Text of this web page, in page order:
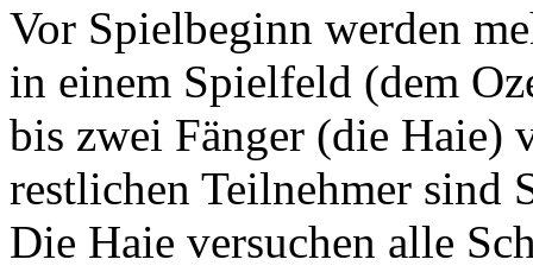
Vor Spielbeginn werden
in einem Spielfeld (dem
bis zwei Fänger (die Haie)
restlichen Teilnehmer sind
Die Haie versuchen alle